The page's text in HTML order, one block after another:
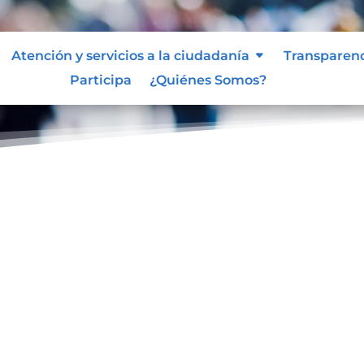
Atención y servicios a la ciudadanía
Participa
¿Quiénes Somos?